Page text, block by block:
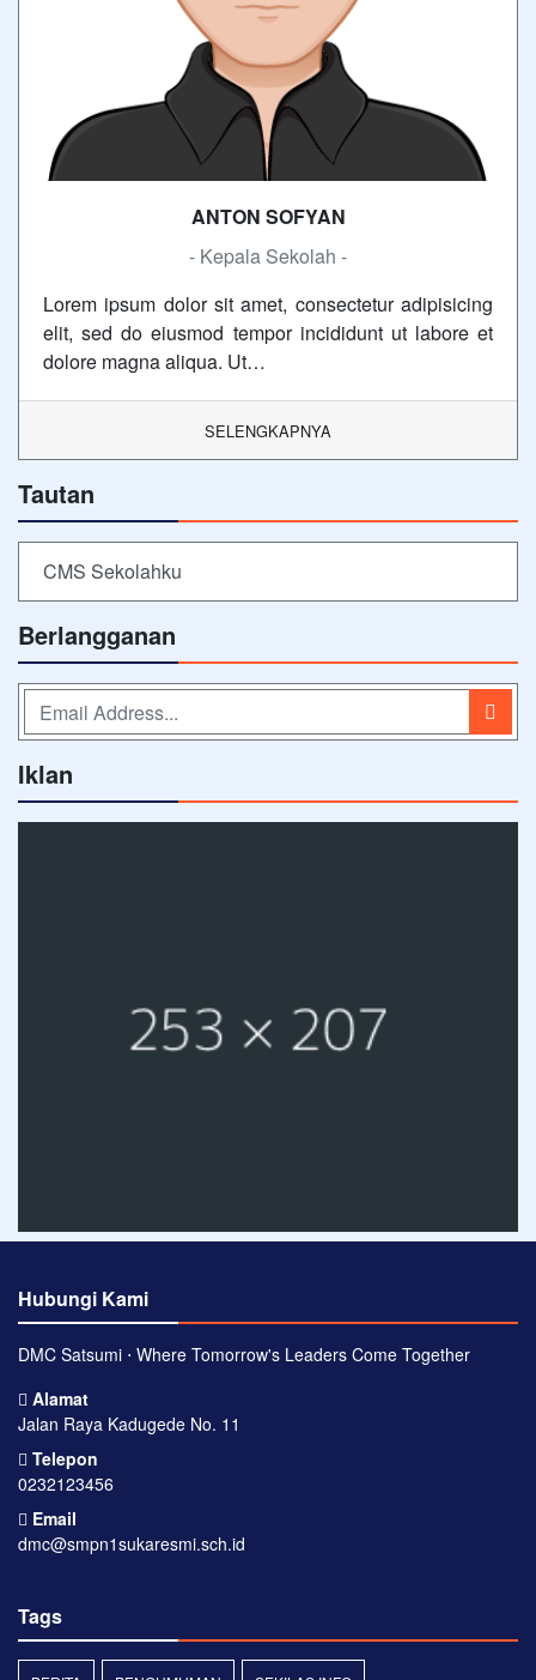
ANTON SOFYAN
- Kepala Sekolah -
Lorem ipsum dolor sit amet, consectetur adipisicing
elit, sed do eiusmod tempor incididunt ut labore et
dolore magna aliqua. Ut…
SELENGKAPNYA
Tautan
CMS Sekolahku
Berlangganan
Iklan
Hubungi Kami
DMC Satsumi ⋅ Where Tomorrow's Leaders Come Together
Alamat
Jalan Raya Kadugede No. 11
Telepon
0232123456
Email
dmc@smpn1sukaresmi.sch.id
Tags